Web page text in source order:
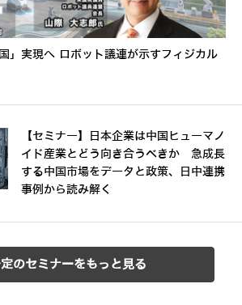
」実現へ ロボット議連が示すフィジカル
【セミナー】日本企業は中国ヒューマノ
イド産業とどう向き合うべきか 急成長
する中国市場をデータと政策、日中連携
事例から読み解く
のセミナーをもっと見る